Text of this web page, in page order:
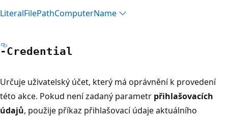
LiteralFilePathComputerName
-Credential
Určuje uživatelský účet, který má oprávnění k provedení
této akce. Pokud není zadaný parametr přihlašovacích
údajů, použije příkaz přihlašovací údaje aktuálního